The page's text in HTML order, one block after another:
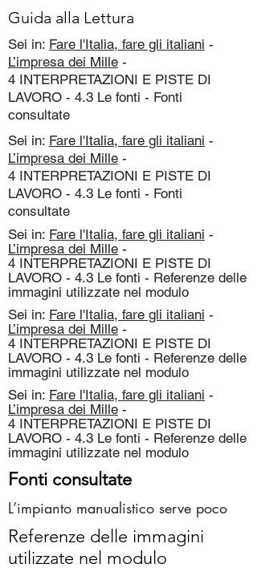
Guida alla Lettura
Sei in: Fare l'Italia, fare gli italiani -
L’impresa dei Mille -
4 INTERPRETAZIONI E PISTE DI
LAVORO - 4.3 Le fonti - Fonti
consultate
Sei in: Fare l'Italia, fare gli italiani -
L’impresa dei Mille -
4 INTERPRETAZIONI E PISTE DI
LAVORO - 4.3 Le fonti - Fonti
consultate
Sei in: Fare l'Italia, fare gli italiani -
L’impresa dei Mille -
4 INTERPRETAZIONI E PISTE DI
LAVORO - 4.3 Le fonti - Referenze delle
immagini utilizzate nel modulo
Sei in: Fare l'Italia, fare gli italiani -
L’impresa dei Mille -
4 INTERPRETAZIONI E PISTE DI
LAVORO - 4.3 Le fonti - Referenze delle
immagini utilizzate nel modulo
Sei in: Fare l'Italia, fare gli italiani -
L’impresa dei Mille -
4 INTERPRETAZIONI E PISTE DI
LAVORO - 4.3 Le fonti - Referenze delle
immagini utilizzate nel modulo
Fonti consultate
L’impianto manualistico serve poco
Referenze delle immagini
utilizzate nel modulo